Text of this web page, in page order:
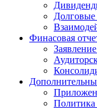
Финасовая
Политика